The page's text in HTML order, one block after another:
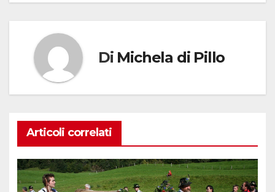
Di Michela di Pillo
Articoli correlati